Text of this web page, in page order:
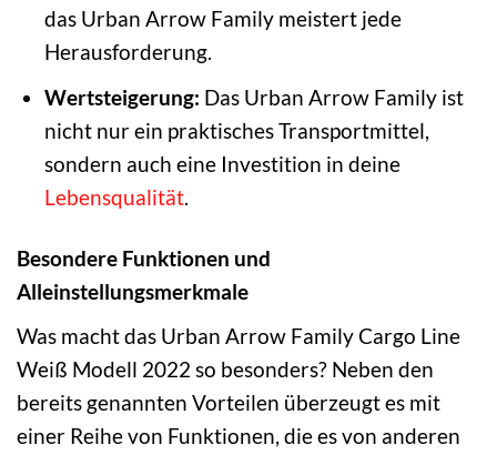
das Urban Arrow Family meistert jede
Herausforderung.
Wertsteigerung: Das Urban Arrow Family ist
nicht nur ein praktisches Transportmittel,
sondern auch eine Investition in deine
Lebensqualität.
Besondere Funktionen und
Alleinstellungsmerkmale
Was macht das Urban Arrow Family Cargo Line
Weiß Modell 2022 so besonders? Neben den
bereits genannten Vorteilen überzeugt es mit
einer Reihe von Funktionen, die es von anderen